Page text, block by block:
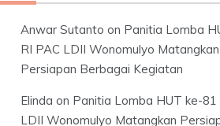
Anwar Sutanto on Panitia Lomba
RI PAC LDII Wonomulyo Matangkan
Persiapan Berbagai Kegiatan
Elinda on Panitia Lomba HUT ke-81
LDII Wonomulyo Matangkan